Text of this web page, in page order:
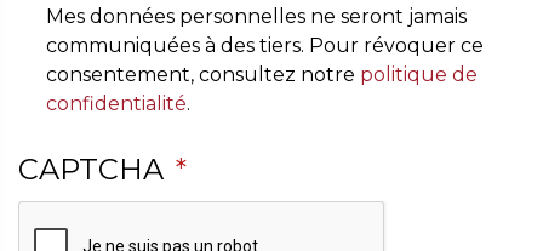
Mes données personnelles ne seront jamais
communiquées à des tiers. Pour révoquer ce
consentement, consultez notre politique de
confidentialité.
CAPTCHA